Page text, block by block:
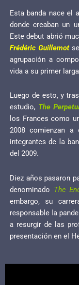
Esta banda nace el
donde creaban un
Este debut abrió
Frédéric Guillemot
agrupación a
vida a su primer
Luego de esto, y
estudio, The
los Frances como
2008 comienzan
integrantes de la
del 2009.
Diez años pasaron
denominado The
embargo, su
responsable la
a resurgir de las
presentación en el